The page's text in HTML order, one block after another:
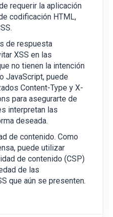
requerir la aplicación
codificación HTML,
de respuesta
XSS en las
no tienen la intención
JavaScript, puede
Content-Type y X-
para asegurarte de
interpretan las
deseada.
de contenido. Como
puede utilizar
de contenido (CSP)
de las
que aún se presenten.